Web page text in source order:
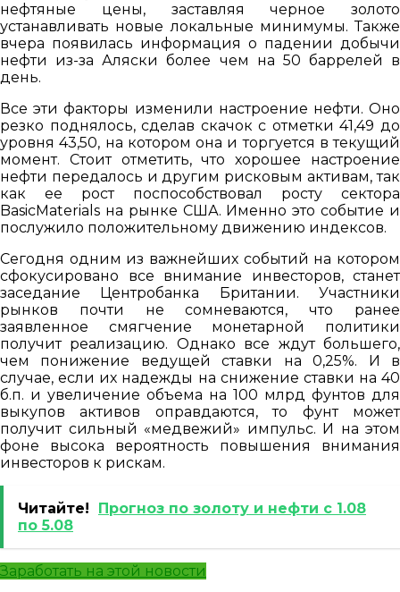
нефтяные цены, заставляя черное золото
устанавливать новые локальные минимумы. Также
вчера появилась информация о падении добычи
нефти из-за Аляски более чем на 50 баррелей в
день.
Все эти факторы изменили настроение нефти. Оно
резко поднялось, сделав скачок с отметки 41,49 до
уровня 43,50, на котором она и торгуется в текущий
момент. Стоит отметить, что хорошее настроение
нефти передалось и другим рисковым активам, так
как ее рост поспособствовал росту сектора
BasicMaterials на рынке США. Именно это событие и
послужило положительному движению индексов.
Сегодня одним из важнейших событий на котором
сфокусировано все внимание инвесторов, станет
заседание Центробанка Британии. Участники
рынков почти не сомневаются, что ранее
заявленное смягчение монетарной политики
получит реализацию. Однако все ждут большего,
чем понижение ведущей ставки на 0,25%. И в
случае, если их надежды на снижение ставки на 40
б.п. и увеличение объема на 100 млрд фунтов для
выкупов активов оправдаются, то фунт может
получит сильный «медвежий» импульс. И на этом
фоне высока вероятность повышения внимания
инвесторов к рискам.
Читайте!
Прогноз по золоту и нефти с 1.08
по 5.08
Заработать на этой новости